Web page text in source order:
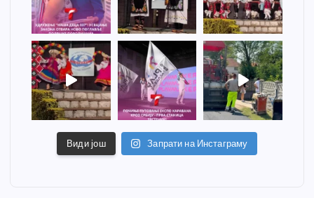
Види још Запрати на Инстаграму